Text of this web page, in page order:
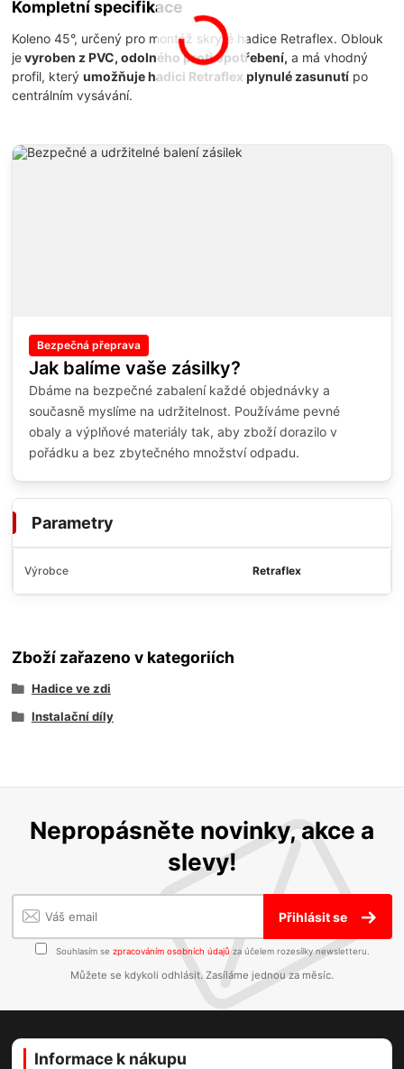
Kompletní specifikace
Koleno 45°, určený pro montáž skryté hadice Retraflex. Oblouk
jevyroben z PVC, odolného proti opotřebení, a má vhodný
profil, kterýumožňuje hadici Retraflex plynulé zasunutí po
centrálním vysávání.
Bezpečná přeprava
Jak balíme vaše zásilky?
Dbáme na bezpečné zabalení každé objednávky a
současně myslíme na udržitelnost. Používáme pevné
obaly a výplňové materiály tak, aby zboží dorazilo v
pořádku a bez zbytečného množství odpadu.
Parametry
Výrobce Retraflex
Zboží zařazeno v kategoriích
Hadice ve zdi
Instalační díly
Nepropásněte novinky, akce a
slevy!
Přihlásit se
Souhlasím se zpracováním osobních údajů za účelem rozesílky newsletteru.
Můžete se kdykoli odhlásit. Zasíláme jednou za měsíc.
Informace k nákupu